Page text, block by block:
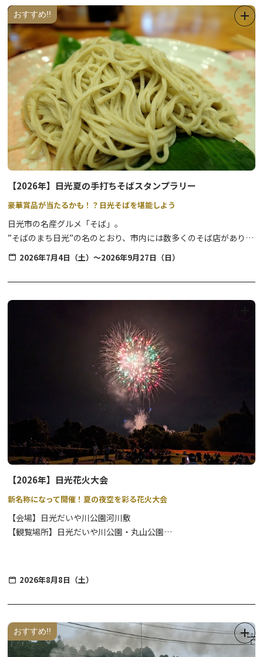
おすすめ!!
【2026年】日光夏の手打ちそばスタンプラリー
豪華賞品が当たるかも！？日光そばを堪能しよう
日光市の名産グルメ「そば」。
”そばのまち日光”の名のとおり、市内には数多くのそば店があり、
１年を通して季節ごとの味をお楽しみいただけます。
そんな日光そばを堪能できるスタンプラリーが、今年も”夏”から開
催中です。
や、名店揃いの日光そばをこの機会に味わってみませんか？
【日光夏の手打ちそばスタンプラリー】
開催期間：2026年7月4日（土）～9月27日（日）
日光市内の参加店舗をめぐり、スタンプを集めて応募しよう！
参加店舗のスタンプを3つ集めると、宿泊代30,000円分といった豪
華賞品や日光特産品が当たる抽選に応募できます。期間中は何度で
も応募可能、全店舗制覇賞もあり！
※営業時間や休業日は店舗によって異なりますので、お出かけ前に
ご確認ください。
2026年7月4日（土）～2026年9月27日（日）
【2026年】日光花火大会
新名称になって開催！夏の夜空を彩る花火大会
【会場】日光だいや川公園河川敷
【観覧場所】日光だいや川公園・丸山公園
かな河川敷なのでロケーションも最高です。レジャーシートやイス
露店の出店もあり！夏の風物詩をぜひお楽しみ下さい。
2026年8月8日（土）
おすすめ!!